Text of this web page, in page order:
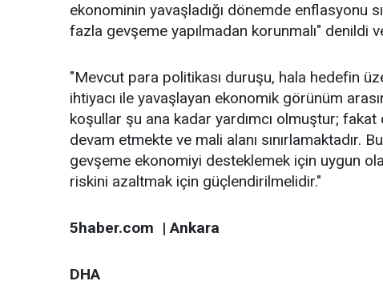
ekonominin yavaşladığı dönemde enflasyonu
fazla gevşeme yapılmadan korunmalı" denildi
"Mevcut para politikası duruşu, hala hedefin
ihtiyacı ile yavaşlayan ekonomik görünüm
koşullar şu ana kadar yardımcı olmuştur;
devam etmekte ve mali alanı sınırlamaktadır.
gevşeme ekonomiyi desteklemek için uygun
riskini azaltmak için güçlendirilmelidir."
5haber.com | Ankara
DHA